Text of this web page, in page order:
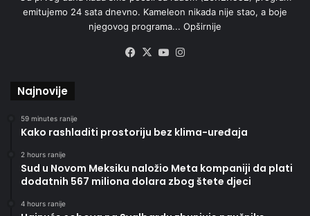
emitujemo 24 sata dnevno. Kameleon nikada nije stao, a boje
njegovog programa... Opširnije
Facebook
X YouTube
Najnovije
59 minutes ranije
Kako rashladiti prostoriju bez klima-uređaja
2 hours ranije
Sud u Novom Meksiku naložio Meta kompaniji da plati
dodatnih 567 miliona dolara zbog štete djeci
4 hours ranije